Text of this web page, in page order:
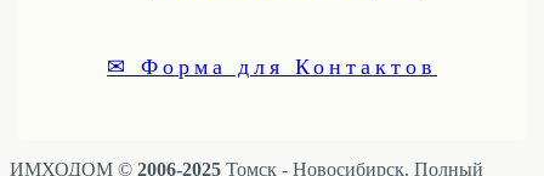
✉ Форма для Контактов
ИМХОДОМ © 2006-2025 Томск - Новосибирск. Полный